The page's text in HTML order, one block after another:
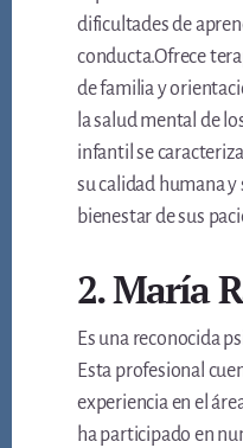
dificultades de
conducta.Ofrece
de familia y
la salud mental de
infantil se
su calidad humana y
bienestar de sus
2. María
Es una reconocida
Esta profesional
experiencia en el
ha participado en